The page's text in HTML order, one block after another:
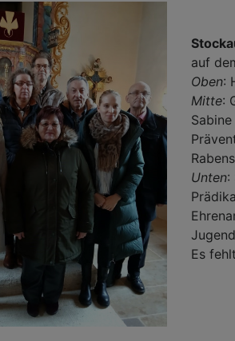
auf
Oben:
Mitte:
Unten:
Es